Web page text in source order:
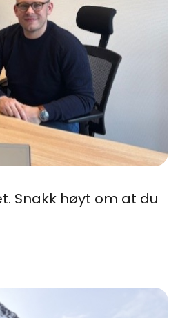
Snakk høyt om at du